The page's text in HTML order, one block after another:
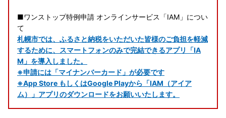
■ワンストップ特例申請 オンラインサービス「IAM」につい
て
札幌市では、ふるさと納税をいただいた皆様のご負担を軽減
するために、スマートフォンのみで完結できるアプリ「IA
M」を導入しました。
※申請には「マイナンバーカード」が必要です
※App Store もしくはGoogle Playから「IAM（アイア
ム）」アプリのダウンロードをお願いいたします。